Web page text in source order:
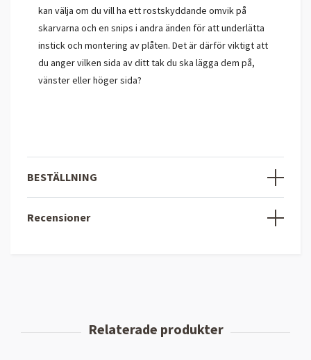
kan välja om du vill ha ett rostskyddande omvik på
skarvarna och en snips i andra änden för att underlätta
instick och montering av plåten. Det är därför viktigt att
du anger vilken sida av ditt tak du ska lägga dem på,
vänster eller höger sida?
BESTÄLLNING
Recensioner